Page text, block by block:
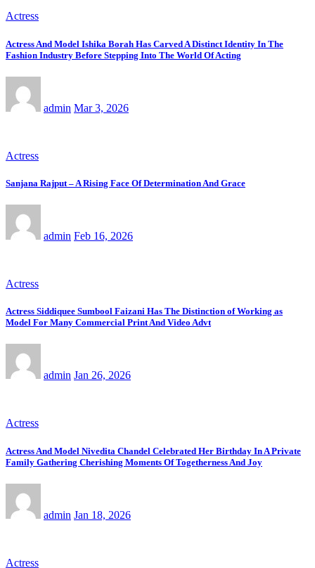
Actress
Actress And Model Ishika Borah Has Carved A Distinct Identity In The
Fashion Industry Before Stepping Into The World Of Acting
admin Mar 3, 2026
Actress
Sanjana Rajput – A Rising Face Of Determination And Grace
admin Feb 16, 2026
Actress
Actress Siddiquee Sumbool Faizani Has The Distinction of Working as
Model For Many Commercial Print And Video Advt
admin Jan 26, 2026
Actress
Actress And Model Nivedita Chandel Celebrated Her Birthday In A Private
Family Gathering Cherishing Moments Of Togetherness And Joy
admin Jan 18, 2026
Actress